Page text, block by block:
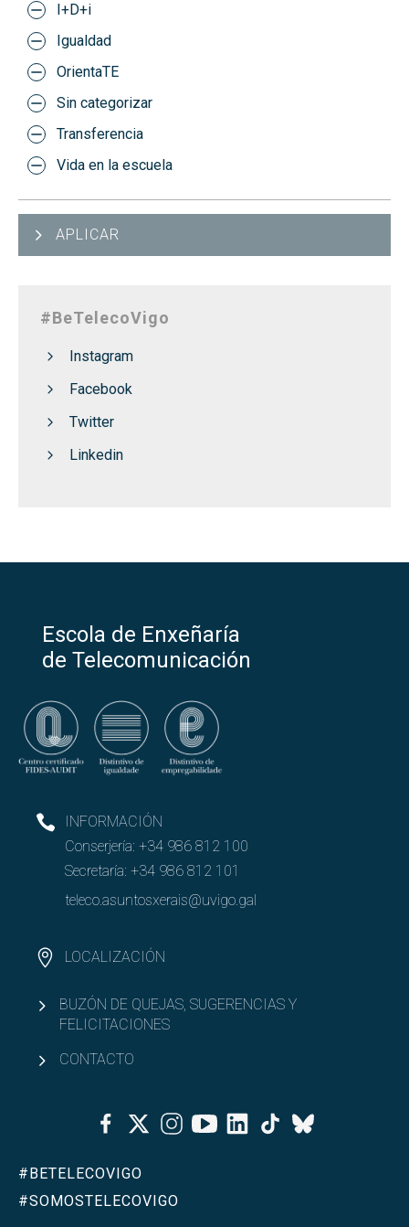
I+D+i
Igualdad
OrientaTE
Sin categorizar
Transferencia
Vida en la escuela
APLICAR
#BeTelecoVigo
Instagram
Facebook
Twitter
Linkedin
Escola de Enxeñaría
de Telecomunicación
INFORMACIÓN
Conserjería: +34 986 812 100
Secretaría: +34 986 812 101
teleco.asuntosxerais@uvigo.gal
LOCALIZACIÓN
BUZÓN DE QUEJAS, SUGERENCIAS Y
FELICITACIONES
CONTACTO
FacebookTwitterInstagramYoutubeLinkedinTiktok
Bluesky
#BETELECOVIGO
#SOMOSTELECOVIGO